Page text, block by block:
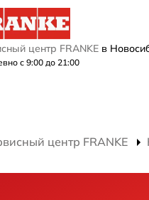
центр FRANKE в
с 9:00 до 21:00
центр FRANKE